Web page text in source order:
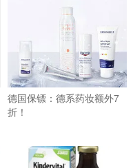
德国保镖：德系药妆额外7
折！